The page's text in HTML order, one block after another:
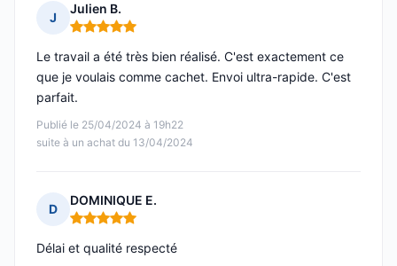
J
Julien B.
Note : 5 sur 5
Publié le 25/04/2024 à 19h22
suite à un achat du 13/04/2024
Le travail a été très bien réalisé. C'est exactement ce
que je voulais comme cachet. Envoi ultra-rapide. C'est
parfait.
D
DOMINIQUE E.
Note : 5 sur 5
Délai et qualité respecté